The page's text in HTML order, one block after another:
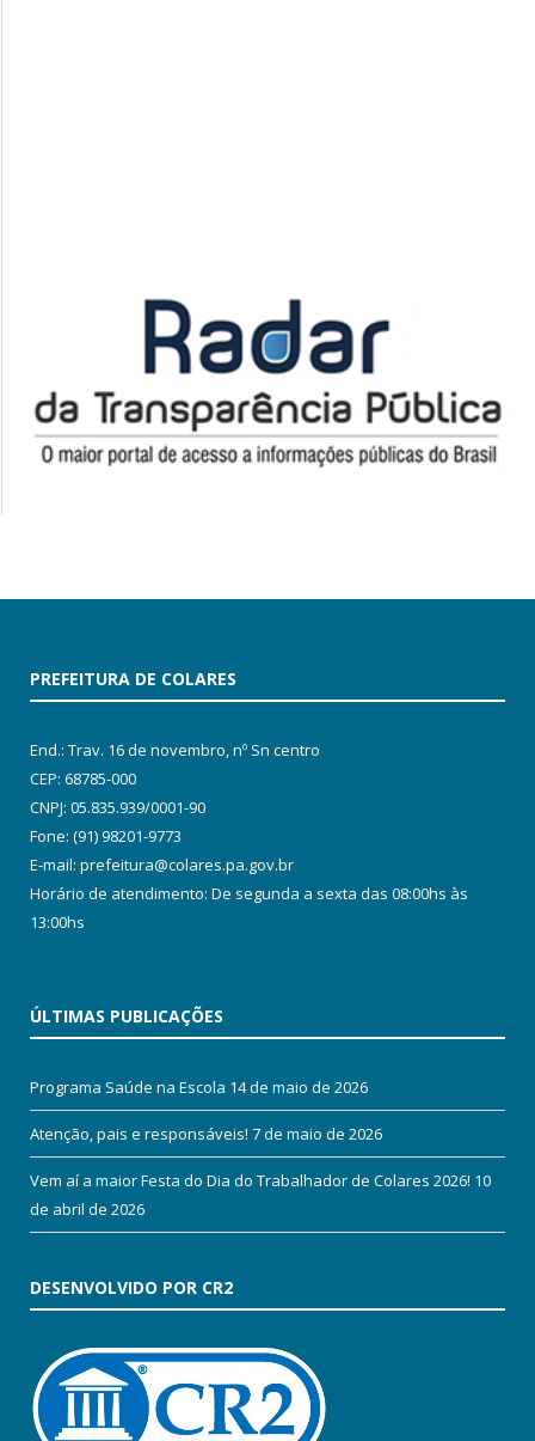
PREFEITURA DE COLARES
End.: Trav. 16 de novembro, nº Sn centro
CEP: 68785-000
CNPJ: 05.835.939/0001-90
Fone: (91) 98201-9773
E-mail: prefeitura@colares.pa.gov.br
Horário de atendimento: De segunda a sexta das 08:00hs às
13:00hs
ÚLTIMAS PUBLICAÇÕES
Programa Saúde na Escola 14 de maio de 2026
Atenção, pais e responsáveis! 7 de maio de 2026
Vem aí a maior Festa do Dia do Trabalhador de Colares 2026! 10
de abril de 2026
DESENVOLVIDO POR CR2